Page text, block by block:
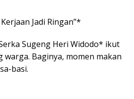
Jadi Ringan”*
Sugeng Heri Widodo* ikut
warga. Baginya, momen makan
basi.